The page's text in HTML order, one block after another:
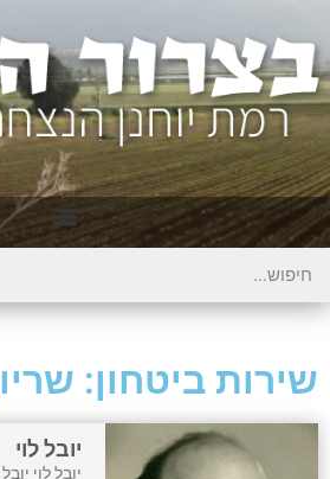
שירות ביטחון:
יובל לוי
יובל לוי